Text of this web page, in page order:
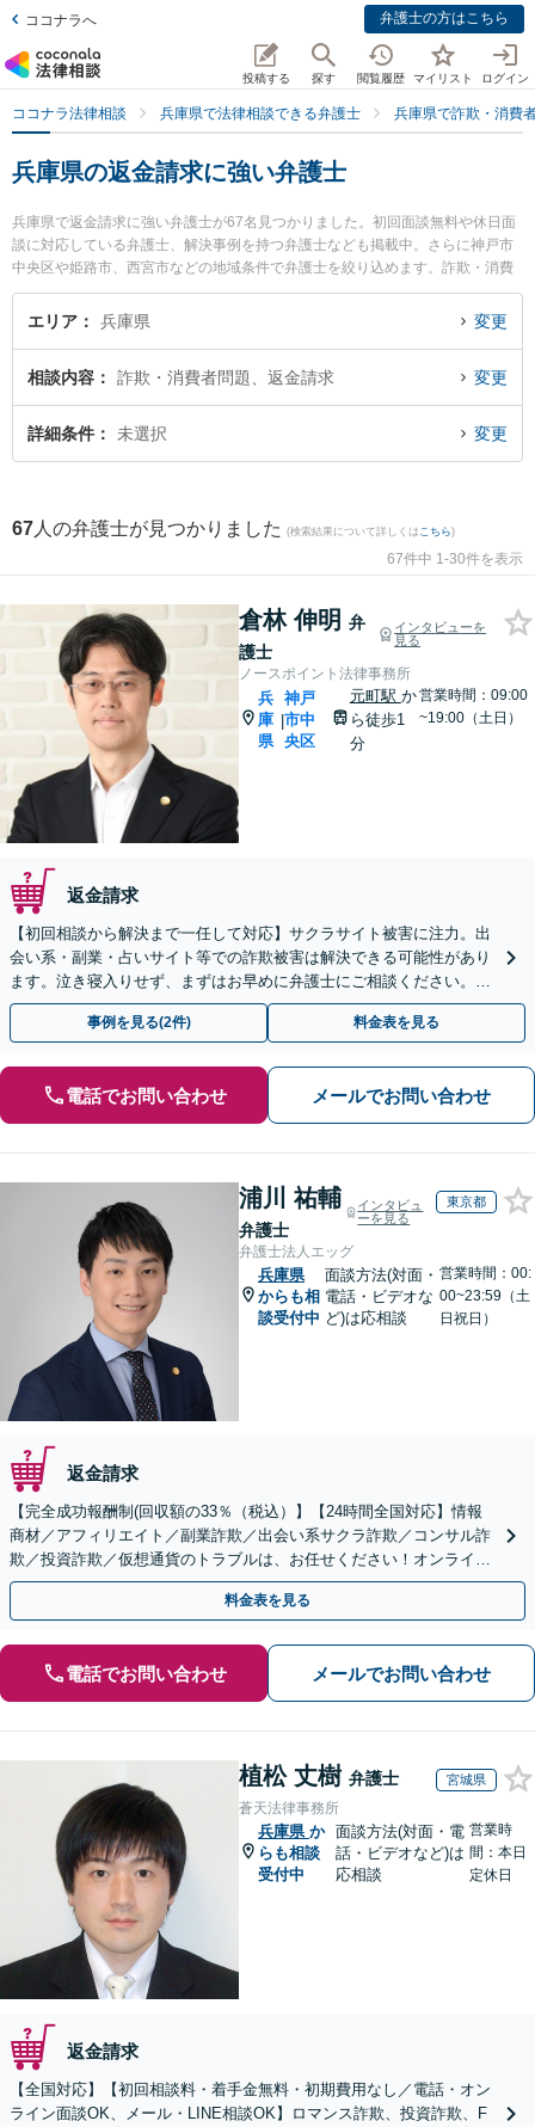
ココナラへ 弁護士の方はこちら
投稿する 探す 閲覧履歴 マイリスト ログイン
ココナラ法律相談 兵庫県で法律相談できる弁護士 兵庫県で詐欺・消費
兵庫県の返金請求に強い弁護士
兵庫県で返金請求に強い弁護士が67名見つかりました。初回面談無料や休日面
談に対応している弁護士、解決事例を持つ弁護士なども掲載中。さらに神戸市
中央区や姫路市、西宮市などの地域条件で弁護士を絞り込めます。詐欺・消費
者問題に関係する投資詐欺や副業詐欺、FX詐欺等の細かな分野での絞り込み検
索もでき便利です。特にノースポイント法律事務所の倉林 伸明弁護士や姫路あ
や夜間に発生した返金請求のトラブルを今すぐに弁護士に相談したい』『返金
請求のトラブル解決の実績豊富な近くの弁護士を検索したい』『初回相談無料
で返金請求を法律相談できる兵庫県内の弁護士に相談予約したい』などでお困
エリア 兵庫県 変更
相談内容 詐欺・消費者問題、返金請求 変更
詳細条件 未選択 変更
67 人の弁護士が見つかりました (検索結果について詳しくは こちら)
67件中 1-30件を表示
倉林 伸明 弁
護士
インタビューを
見る
ノースポイント法律事務所
兵
庫
県
|
神戸
市中
央区
元町駅 か
ら徒歩1
分
営業時間：09:00
~19:00（土日）
返金請求
【初回相談から解決まで一任して対応】サクラサイト被害に注力。出
会い系・副業・占いサイト等での詐欺被害は解決できる可能性があり
ます。泣き寝入りせず、まずはお早めに弁護士にご相談ください。
【元町駅1分・土日夜間の相談歓迎】
事例を見る(2件) 料金表を見る
電話でお問い合わせ メールでお問い合わせ
浦川 祐輔
弁護士
インタビュ
ーを見る
東京都
弁護士法人エッグ
兵庫県
からも相
談受付中
面談方法(対面・
電話・ビデオな
ど)は応相談
営業時間：00:
00~23:59（土
日祝日）
返金請求
【完全成功報酬制(回収額の33％（税込）】【24時間全国対応】情報
商材／アフィリエイト／副業詐欺／出会い系サクラ詐欺／コンサル詐
欺／投資詐欺／仮想通貨のトラブルは、お任せください！オンライン
のみで解決も可能！
料金表を見る
電話でお問い合わせ メールでお問い合わせ
植松 丈樹 弁護士 宮城県
蒼天法律事務所
兵庫県 か
らも相談
受付中
面談方法(対面・電
話・ビデオなど)は
応相談
営業時
間：本日
定休日
返金請求
【全国対応】【初回相談料・着手金無料・初期費用なし／電話・オン
ライン面談OK、メール・LINE相談OK】ロマンス詐欺、投資詐欺、F